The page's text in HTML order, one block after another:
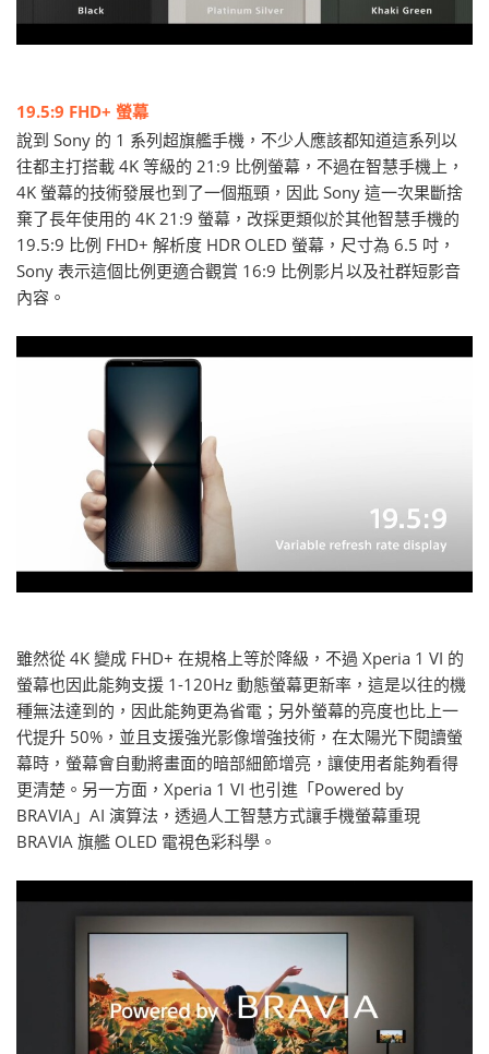
19.5:9 FHD+ 螢幕
說到 Sony 的 1 系列超旗艦手機，不少人應該都知道這系列以
往都主打搭載 4K 等級的 21:9 比例螢幕，不過在智慧手機上，
4K 螢幕的技術發展也到了一個瓶頸，因此 Sony 這一次果斷捨
棄了長年使用的 4K 21:9 螢幕，改採更類似於其他智慧手機的
19.5:9 比例 FHD+ 解析度 HDR OLED 螢幕，尺寸為 6.5 吋，
Sony 表示這個比例更適合觀賞 16:9 比例影片以及社群短影音
內容。
雖然從 4K 變成 FHD+ 在規格上等於降級，不過 Xperia 1 VI 的
螢幕也因此能夠支援 1-120Hz 動態螢幕更新率，這是以往的機
種無法達到的，因此能夠更為省電；另外螢幕的亮度也比上一
代提升 50%，並且支援強光影像增強技術，在太陽光下閱讀螢
幕時，螢幕會自動將畫面的暗部細節增亮，讓使用者能夠看得
更清楚。另一方面，Xperia 1 VI 也引進「Powered by
BRAVIA」AI 演算法，透過人工智慧方式讓手機螢幕重現
BRAVIA 旗艦 OLED 電視色彩科學。